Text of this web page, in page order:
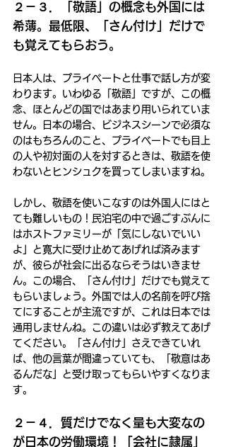
２－３．「敬語」の概念も外国には
希薄。最低限、「さん付け」だけで
も覚えてもらおう。
日本人は、プライベートと仕事で話し方が変
わります。いわゆる「敬語」ですが、この概
念、ほとんどの国ではあまり用いられていま
せん。日本の場合、ビジネスシーンで必須な
のはもちろんのこと、プライベートでも目上
の人や初対面の人を対するときは、敬語を使
わないとヒンシュクを買ってしまいますね。
しかし、敬語を使いこなすのは外国人にはと
ても難しいもの！民泊宅の中で過ごすぶんに
はホストファミリーが「気にしないでいい
よ」と寛大に受け止めてあげれば済みます
が、彼らが社会に出るならそうはいきませ
ん。この場合、「さん付け」だけでも覚えて
もらいましょう。外国では人の名前を呼び捨
てにすることが主流ですが、これは日本では
通用しませんね。この違いは必ず教えてあげ
てください。「さん付け」さえできていれ
ば、他の言葉が間違っていても、「敬意はあ
るんだな」と受け取ってもらいやすくなりま
す。
２－４．質だけでなく量も大変なの
が日本の労働環境！「会社に隷属」